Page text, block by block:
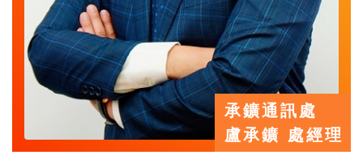
承鑛通訊處
盧承鑛 處經理